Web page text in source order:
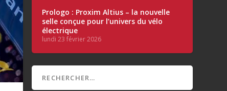
Prologo : Proxim Altius – la nouvelle
selle conçue pour l’univers du vélo
électrique
lundi 23 février 2026